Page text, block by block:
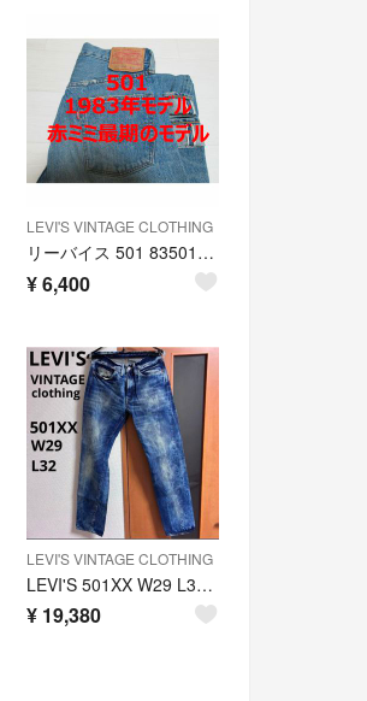
LEVI'S VINTAGE CLOTHING
リーバイス 501 83501 1983年モデル 最期の赤ミミモデル
¥6,400
LEVI'S VINTAGE CLOTHING
LEVI'S 501XX W29 L32 VINTAGE clothing
¥ 19,380